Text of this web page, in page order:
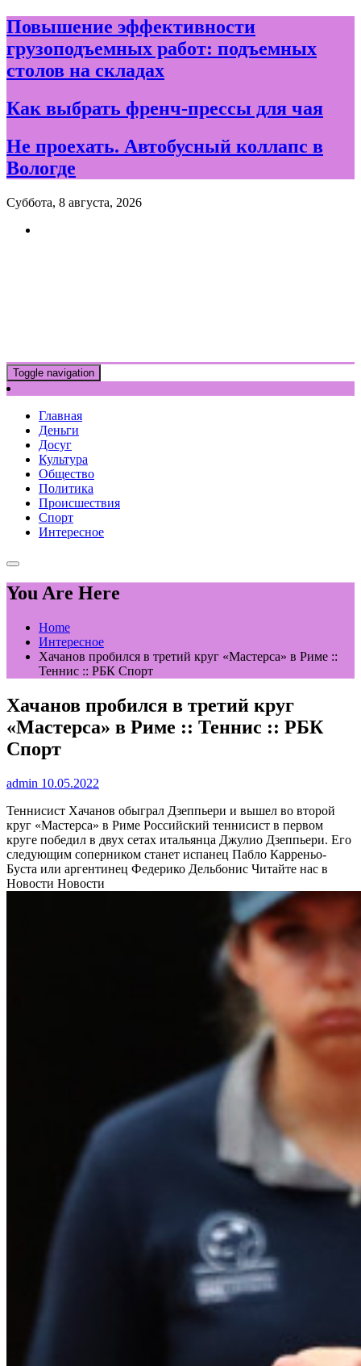
Skip
to
content
Повышение эффективности
грузоподъемных работ: подъемных
столов на складах
Как выбрать френч-прессы для чая
Не проехать. Автобусный коллапс в
Вологде
Суббота, 8 августа, 2026
Toggle navigation
Главная
Деньги
Досуг
Культура
Общество
Политика
Происшествия
Спорт
Интересное
You Are Here
Home
Интересное
Хачанов пробился в третий круг «Мастерса» в Риме ::
Теннис :: РБК Спорт
Хачанов пробился в третий круг
«Мастерса» в Риме :: Теннис :: РБК
Спорт
admin 10.05.2022
Теннисист Хачанов обыграл Дзеппьери и вышел во второй
круг «Мастерса» в Риме Российский теннисист в первом
круге победил в двух сетах итальянца Джулио Дзеппьери. Его
следующим соперником станет испанец Пабло Карреньо-
Буста или аргентинец Федерико Дельбонис Читайте нас в
Новости Новости